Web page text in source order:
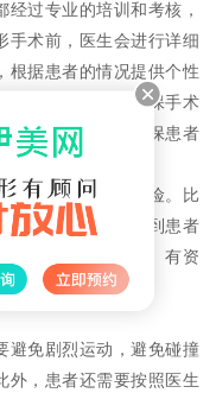
过专业的培训和考核，
手术前，医生会进行详细
根据患者的情况提供个性
的技术和设备，确保手术
的随访和复查，确保患者
是也存在一定的风险。比
等情况，甚会影响到患者
一定要选择专业的、有资
避免剧烈运动，避免碰撞
外，患者还需要按照医生